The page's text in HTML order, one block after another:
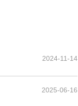
2024-11-14
2025-06-16